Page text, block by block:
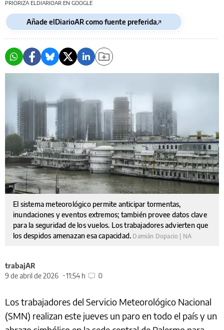
PRIORIZA ELDIARIOAR EN GOOGLE
Añade elDiarioAR como fuente preferida
El sistema meteorológico permite anticipar tormentas,
inundaciones y eventos extremos; también provee datos clave
para la seguridad de los vuelos. Los trabajadores advierten que
los despidos amenazan esa capacidad. Damián Dopacio | NA
trabajAR
9 de abril de 2026
11:54 h 0
Los trabajadores del Servicio Meteorológico Nacional
(SMN) realizan este jueves un paro en todo el país y un